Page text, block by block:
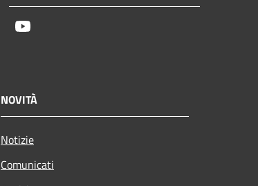
NOVITÀ
Notizie
Comunicati